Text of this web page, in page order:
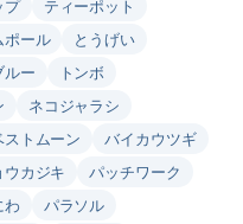
プ
ティーポット
ポール
とうげい
ルー
トンボ
ネコジャラシ
トムーン
バイカウツギ
カジキ
パッチワーク
わ
パラソル